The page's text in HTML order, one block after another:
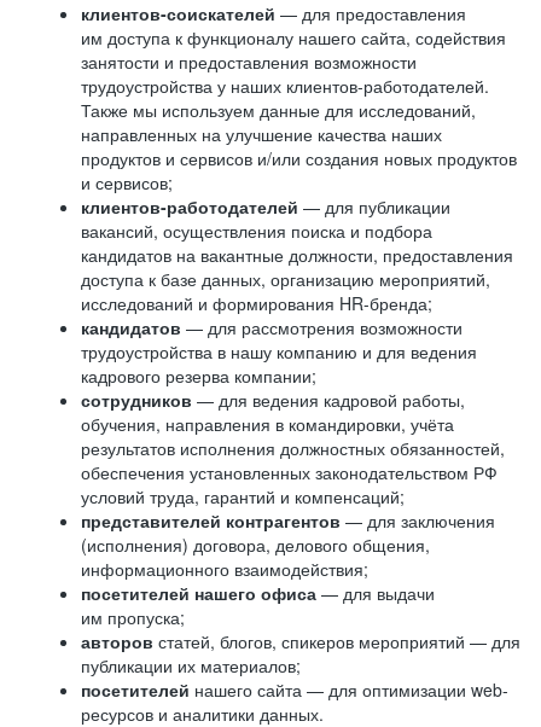
клиентов-соискателей — для предоставления
им доступа к функционалу нашего сайта, содействия
занятости и предоставления возможности
трудоустройства у наших клиентов-работодателей.
Также мы используем данные для исследований,
направленных на улучшение качества наших
продуктов и сервисов и/или создания новых продуктов
и сервисов;
клиентов-работодателей — для публикации
вакансий, осуществления поиска и подбора
кандидатов на вакантные должности, предоставления
доступа к базе данных, организацию мероприятий,
исследований и формирования HR-бренда;
кандидатов — для рассмотрения возможности
трудоустройства в нашу компанию и для ведения
кадрового резерва компании;
сотрудников — для ведения кадровой работы,
обучения, направления в командировки, учёта
результатов исполнения должностных обязанностей,
обеспечения установленных законодательством РФ
условий труда, гарантий и компенсаций;
представителей контрагентов — для заключения
(исполнения) договора, делового общения,
информационного взаимодействия;
посетителей нашего офиса — для выдачи
им пропуска;
авторов статей, блогов, спикеров мероприятий — для
публикации их материалов;
посетителей нашего сайта — для оптимизации web-
ресурсов и аналитики данных.